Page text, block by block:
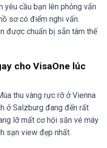
yêu cầu bạn lên phỏng vấn
sơ có điểm nghi vấn.
được chuẩn bị sẵn tâm thế
cho VisaOne lúc
thu vàng rực rỡ ở Vienna
ở Salzburg đang đến rất
lỡ mất cơ hội săn vé máy
sạn view đẹp nhất.